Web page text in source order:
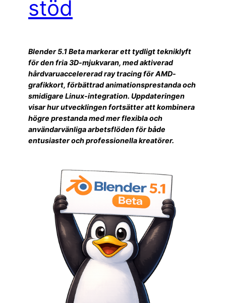
stöd
Blender 5.1 Beta markerar ett tydligt tekniklyft
för den fria 3D-mjukvaran, med aktiverad
hårdvaruaccelererad ray tracing för AMD-
grafikkort, förbättrad animationsprestanda och
smidigare Linux-integration. Uppdateringen
visar hur utvecklingen fortsätter att kombinera
högre prestanda med mer flexibla och
användarvänliga arbetsflöden för både
entusiaster och professionella kreatörer.